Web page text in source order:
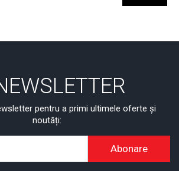
pentru a primi ultimele oferte și
noutăți:
Abonare